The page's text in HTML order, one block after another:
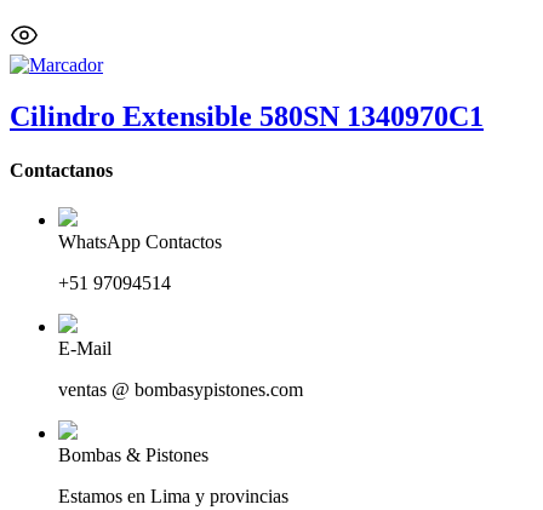
Cilindro Extensible 580SN 1340970C1
Contactanos
WhatsApp Contactos
+51 97094514
E-Mail
ventas @ bombasypistones.com
Bombas & Pistones
Estamos en Lima y provincias